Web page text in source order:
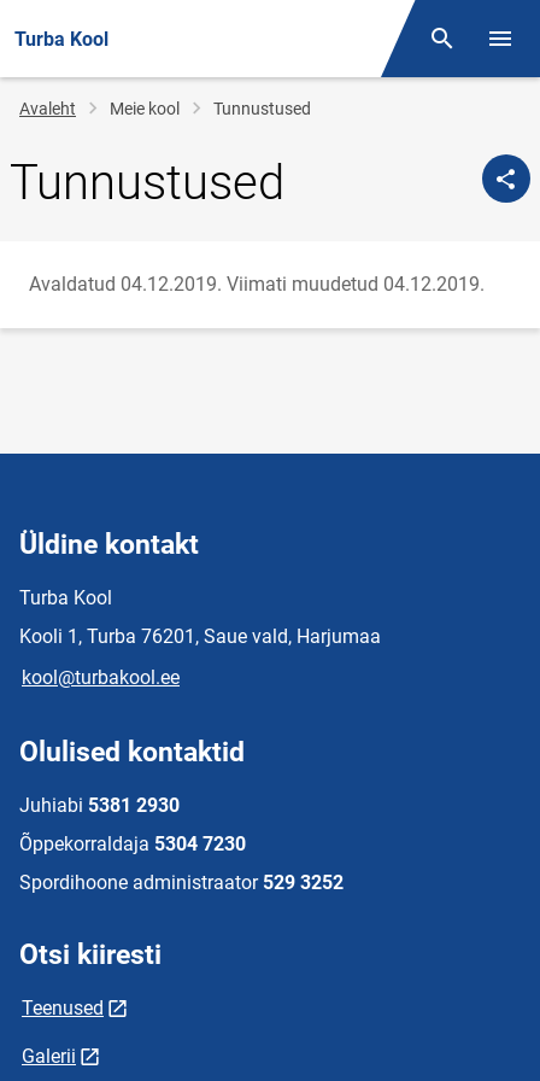
Turba Kool Otsing
Jälglink
Avaleht Meie kool Tunnustused
Tunnustused
Avaldatud 04.12.2019. Viimati muudetud 04.12.2019.
Üldine kontakt
Turba Kool
Kooli 1, Turba 76201, Saue vald, Harjumaa
kool@turbakool.ee
Olulised kontaktid
Juhiabi 5381 2930
Õppekorraldaja 5304 7230
Spordihoone administraator 529 3252
Otsi kiiresti
Teenused
Galerii